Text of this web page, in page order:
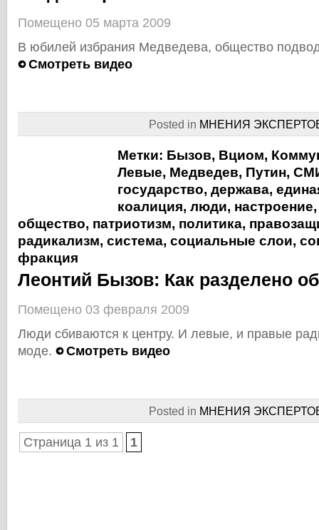
Помещено 05 марта 2009
В юбилей избрания Медведева, общество
Смотреть видео
Posted in МНЕНИЯ
Метки: Бызов, Вциом,
Левые, Медведев, Путин,
государство, держава,
коалиция, люди, настроение
общество, патриотизм, политика,
радикализм, система, социальные слои,
фракция
Леонтий Бызов: Как разделено
Помещено 03 февраля 2009
Люди сбиваются к центру. И левые, и правые
моде.
Смотреть видео
Posted in МНЕНИЯ
Страница 1 из 1 1